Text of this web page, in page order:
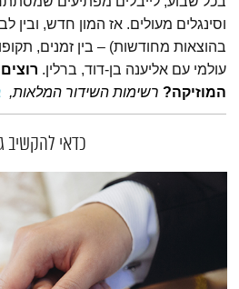
וסינגלים מעולים. אז המון חדש, ובין
בהוצאות מחודשות) – בין זמנים,
עולמי עם אליענה בן-דוד, ברלין.
המוזיקה? רשימות השידור המלאות,
כדאי להקשיב